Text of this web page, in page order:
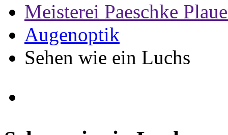
Meisterei Paeschke
Augenoptik
Sehen wie ein Luchs